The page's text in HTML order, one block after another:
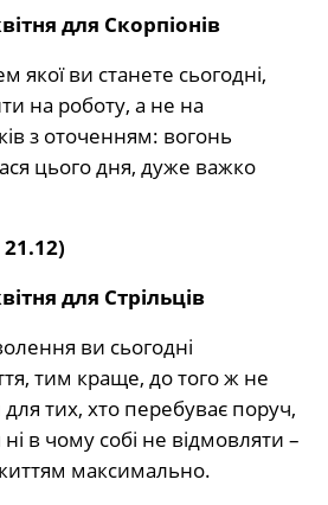
для Скорпіонів
якої ви станете сьогодні,
на роботу, а не на
з оточенням: вогонь
цього дня, дуже важко
для Стрільців
ви сьогодні
тим краще, до того ж не
для тих, хто перебуває поруч,
в чому собі не відмовляти –
максимально.